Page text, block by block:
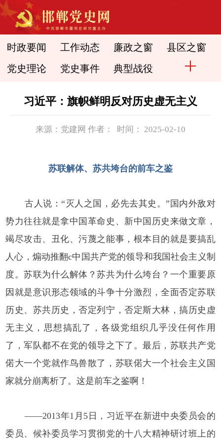
时政要闻 工作动态 廉政之窗 县区之窗
党史理论 党史事件 典型战役
习近平：旗帜鲜明反对历史虚无主义
来源：党建网 作者： 时间： 2025-02-10
苏联解体、苏共垮台的前车之鉴
古人说：“灭人之国，必先去其史。”国内外敌对
势力往往就是拿中国革命史、新中国历史来做文章，
竭尽攻击、丑化、污蔑之能事，根本目的就是要搞乱
人心，煽动推翻c中国共产党的领导和我国社会主义制
度。苏联为什么解体？苏共为什么垮台？一个重要原
因就是意识形态领域的斗争十分激烈，全面否定苏联
历史、苏共历史，否定列宁，否定斯大林，搞历史虚
无主义，思想搞乱了，各级党组织几乎没任何作用
了，军队都不在党的领导之下了。最后，苏联共产党
偌大一个党就作鸟兽散了，苏联偌大一个社会主义国
家就分崩离析了。这是前车之鉴啊！
——2013年1月5日，习近平在新进中央委员会的
委员、候补委员学习贯彻党的十八大精神研讨班上的